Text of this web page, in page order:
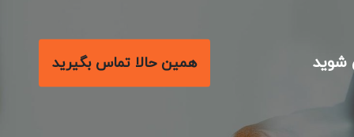
همین حالا تماس بگیرید